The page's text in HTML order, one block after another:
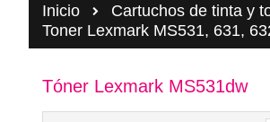
Inicio Cartuchos de tinta y
Toner Lexmark MS531, 631,
Tóner Lexmark MS531dw